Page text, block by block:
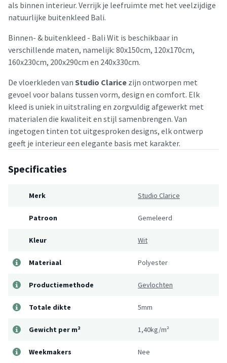
als binnen interieur. Verrijk je leefruimte met het veelzijdige
natuurlijke buitenkleed Bali.
Binnen- & buitenkleed - Bali Wit is beschikbaar in
verschillende maten, namelijk: 80x150cm, 120x170cm,
160x230cm, 200x290cm en 240x330cm.
De vloerkleden van Studio Clarice zijn ontworpen met
gevoel voor balans tussen vorm, design en comfort. Elk
kleed is uniek in uitstraling en zorgvuldig afgewerkt met
materialen die kwaliteit en stijl samenbrengen. Van
ingetogen tinten tot uitgesproken designs, elk ontwerp
geeft je interieur een elegante basis met karakter.
Specificaties
Merk Studio Clarice
Patroon Gemeleerd
Kleur Wit
Materiaal Polyester
Productiemethode Gevlochten
Totale dikte 5mm
Gewicht per m² 1,40kg/m²
Weekmakers Nee